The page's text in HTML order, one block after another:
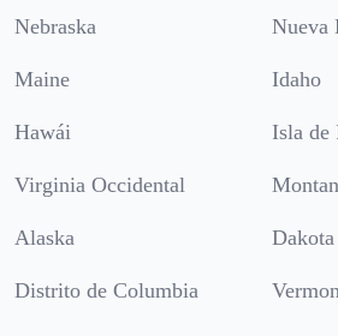
Nebraska Nueva
Maine Idaho
Hawái Isla de
Virginia Occidental
Alaska
Distrito de Columbia